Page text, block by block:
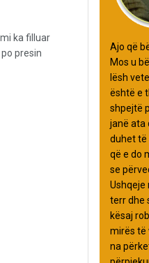
ka filluar
presin
Ajo që
Mos u
lësh
është e
shpejtë
janë ata
duhet të
që e do
se
Ushqeje
terr dhe
kësaj
mirës të
na